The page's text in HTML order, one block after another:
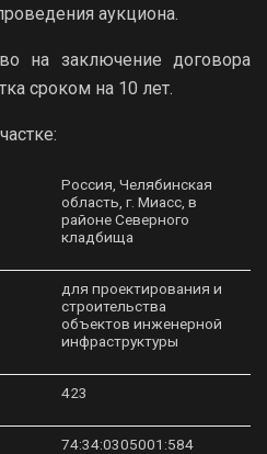
аукциона.
на заключение договора
сроком на 10 лет.
Россия, Челябинская
область, г. Миасс, в
районе Северного
кладбища
для проектирования и
строительства
объектов инженерной
инфраструктуры
423
74:34:0305001:584